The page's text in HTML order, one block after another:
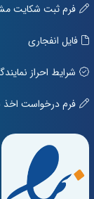
فرم ثبت شکایت
فایل انفجاری
شرایط احراز
فرم درخواست اخذ